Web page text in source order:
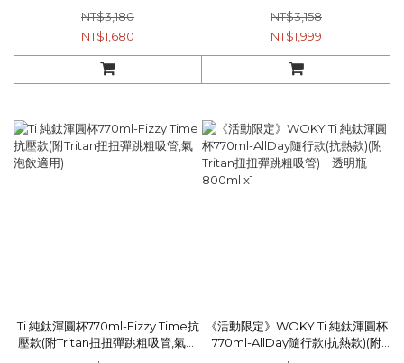
扭扭彈跳細吸管 (Tritan) 1入
NT$3,180
NT$1,680
灰色 1入+WOKY 扭扭彈跳粗吸管(純
鈦) 1入
NT$3,158
NT$1,999
Ti 純鈦渾圓杯770ml-Fizzy Time抗
壓款(附Tritan扭扭彈跳粗吸管,氣泡
飲適用)
《活動限定》WOKY Ti 純鈦渾圓杯
770ml-AllDay隨行款(抗熱款)(附
Tritan扭扭彈跳粗吸管) + 透明瓶